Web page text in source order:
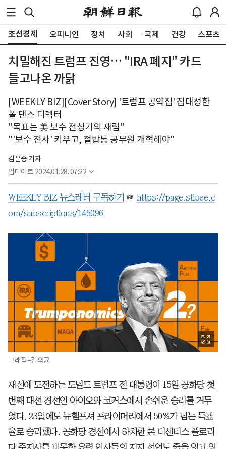
조선경제 오피니언 정치 사회 국제 건강 스포츠
치밀해진 트럼프 진영… "IRA 폐지" 카드
들고나온 까닭
[WEEKLY BIZ][Cover Story] '트럼프 공약집' 집대성한
폴 댄스 디렉터
"목표는 美 보수 전성기의 재림"
"'보수 전사' 키우고, 철밥통 공무원 개혁해야"
김은중 기자
업데이트 2024.01.28. 07:22
WEEKLY BIZ 뉴스레터 구독하기 ☞ https://page.stibee.c
om/subscriptions/146096
그래픽=김의균
재선에 도전하는 도널드 트럼프 전 대통령이 15일 공화당 첫
번째 대선 경선인 아이오와 코커스에서 손쉬운 승리를 거두
었다. 23일에도 뉴햄프셔 프라이머리에서 50%가 넘는 득표
율로 승리했다. 공화당 경선에서 하차한 론 디샌티스 플로리